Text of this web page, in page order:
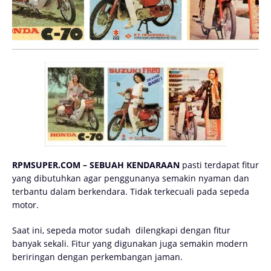
RPMSUPER.COM – SEBUAH KENDARAAN pasti terdapat fitur
yang dibutuhkan agar penggunanya semakin nyaman dan
terbantu dalam berkendara. Tidak terkecuali pada sepeda
motor.
Saat ini, sepeda motor sudah dilengkapi dengan fitur
banyak sekali. Fitur yang digunakan juga semakin modern
beriringan dengan perkembangan jaman.